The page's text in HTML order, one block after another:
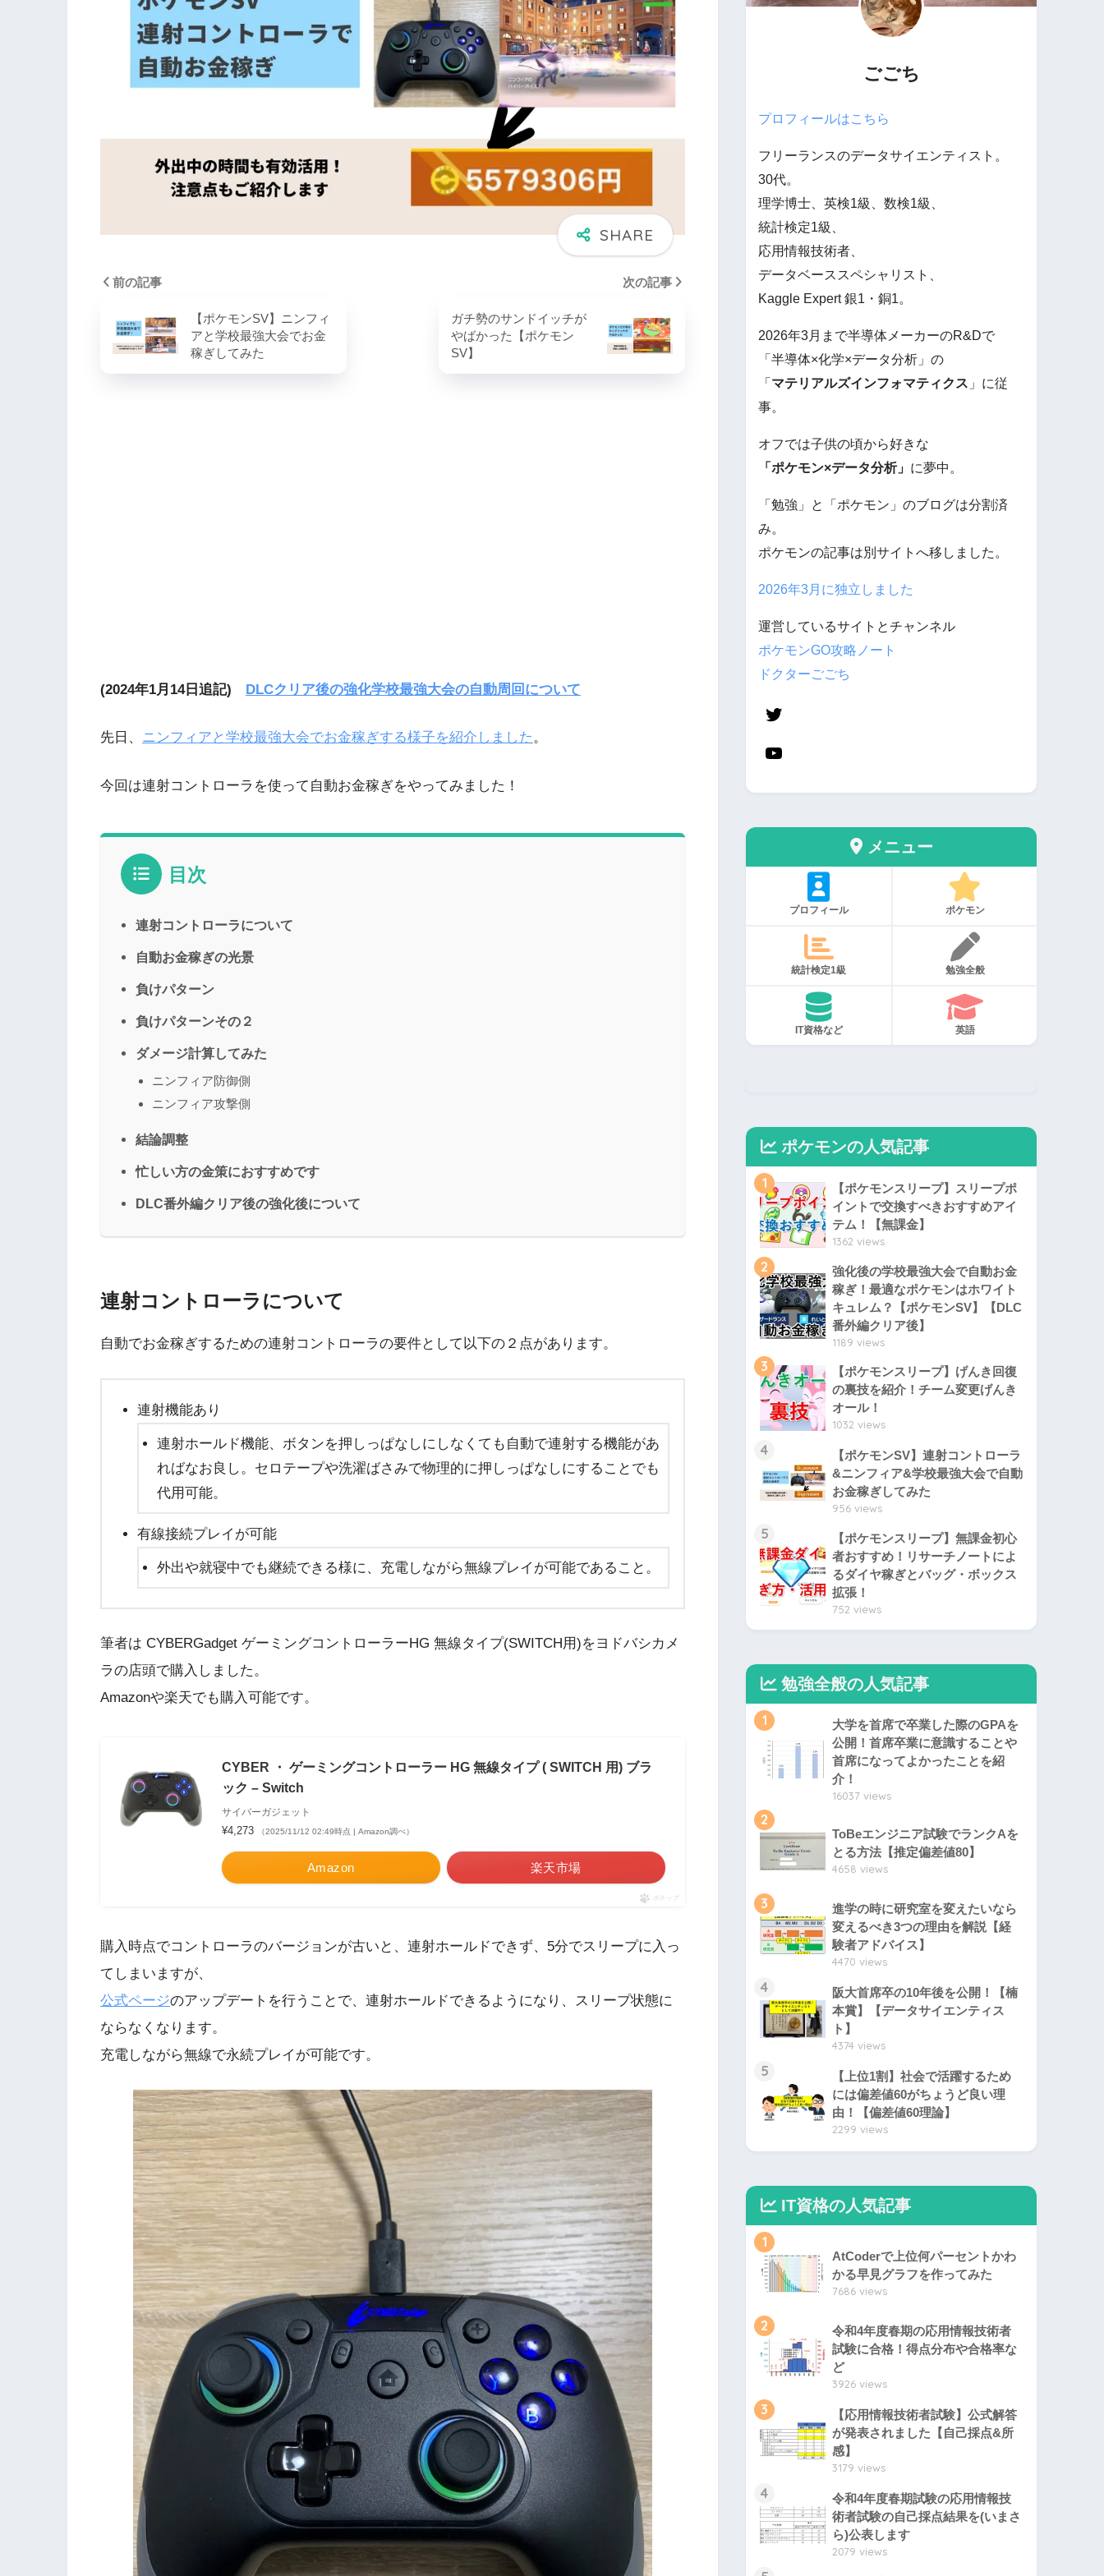
前の記事
【ポケモンSV】ニンフィ
アと学校最強大会でお金
稼ぎしてみた
次の記事
ガチ勢のサンドイッチが
やばかった【ポケモン
SV】
(2024年1月14日追記) DLCクリア後の強化学校最強大会の自動周回について
先日、 ニンフィアと学校最強大会でお金稼ぎする様子を紹介しました。
今回は連射コントローラを使って自動お金稼ぎをやってみました！
目次
連射コントローラについて
自動お金稼ぎの光景
負けパターン
負けパターンその２
ダメージ計算してみた
ニンフィア防御側
ニンフィア攻撃側
結論調整
忙しい方の金策におすすめです
DLC番外編クリア後の強化後について
連射コントローラについて
自動でお金稼ぎするための連射コントローラの要件として以下の２点があります。
連射機能あり
連射ホールド機能、ボタンを押しっぱなしにしなくても自動で連射する機能があ
ればなお良し。セロテープや洗濯ばさみで物理的に押しっぱなしにすることでも
代用可能。
有線接続プレイが可能
外出や就寝中でも継続できる様に、充電しながら無線プレイが可能であること。
筆者は CYBERGadget ゲーミングコントローラーHG 無線タイプ(SWITCH用)をヨドバシカメ
ラの店頭で購入しました。
Amazonや楽天でも購入可能です。
CYBER ・ ゲーミングコントローラー HG 無線タイプ ( SWITCH 用) ブラ
ック – Switch
サイバーガジェット
¥4,273 （2025/11/12 02:49時点 | Amazon調べ）
Amazon 楽天市場
ポチップ
購入時点でコントローラのバージョンが古いと、連射ホールドできず、5分でスリープに入っ
てしまいますが、
公式ページのアップデートを行うことで、連射ホールドできるようになり、スリープ状態に
ならなくなります。
充電しながら無線で永続プレイが可能です。
ごごち
プロフィールはこちら
フリーランスのデータサイエンティスト。
30代。
理学博士、英検1級、数検1級、
統計検定1級、
応用情報技術者、
データベーススペシャリスト、
Kaggle Expert 銀1・銅1。
2026年3月まで半導体メーカーのR&Dで
「半導体×化学×データ分析」の
「 マテリアルズインフォマティクス 」に従
事。
オフでは子供の頃から好きな
「ポケモン×データ分析」 に夢中。
「勉強」と「ポケモン」のブログは分割済
み。
ポケモンの記事は別サイトへ移しました。
2026年3月に独立しました
運営しているサイトとチャンネル
ポケモンGO攻略ノート
ドクターごごち
メニュー
プロフィール ポケモン
統計検定1級 勉強全般
IT資格など 英語
ポケモンの人気記事
1
【ポケモンスリープ】スリープポ
イントで交換すべきおすすめアイ
テム！【無課金】
1362 views
2
強化後の学校最強大会で自動お金
稼ぎ！最適なポケモンはホワイト
キュレム？【ポケモンSV】【DLC
番外編クリア後】
1189 views
3
【ポケモンスリープ】げんき回復
の裏技を紹介！チーム変更げんき
オール！
1032 views
4
【ポケモンSV】連射コントローラ
&ニンフィア&学校最強大会で自動
お金稼ぎしてみた
956 views
5
【ポケモンスリープ】無課金初心
者おすすめ！リサーチノートによ
るダイヤ稼ぎとバッグ・ボックス
拡張！
752 views
勉強全般の人気記事
1
大学を首席で卒業した際のGPAを
公開！首席卒業に意識することや
首席になってよかったことを紹
介！
16037 views
2
ToBeエンジニア試験でランクAを
とる方法【推定偏差値80】
4658 views
3
進学の時に研究室を変えたいなら
変えるべき3つの理由を解説【経
験者アドバイス】
4470 views
4
阪大首席卒の10年後を公開！【楠
本賞】【データサイエンティス
ト】
4374 views
5
【上位1割】社会で活躍するため
には偏差値60がちょうど良い理
由！【偏差値60理論】
2299 views
IT資格の人気記事
1
AtCoderで上位何パーセントかわ
かる早見グラフを作ってみた
7686 views
2
令和4年度春期の応用情報技術者
試験に合格！得点分布や合格率な
ど
3926 views
3
【応用情報技術者試験】公式解答
が発表されました【自己採点&所
感】
3179 views
4
令和4年度春期試験の応用情報技
術者試験の自己採点結果を(いまさ
ら)公表します
2079 views